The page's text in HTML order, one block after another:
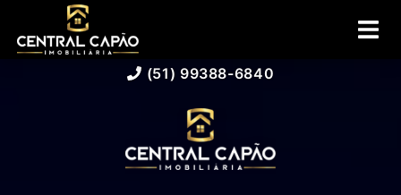
(51) 99388-6840